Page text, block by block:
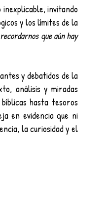
invitando
y los límites de la
que aún hay
y debatidos de la
análisis y miradas
hasta tesoros
en evidencia que ni
la curiosidad y el